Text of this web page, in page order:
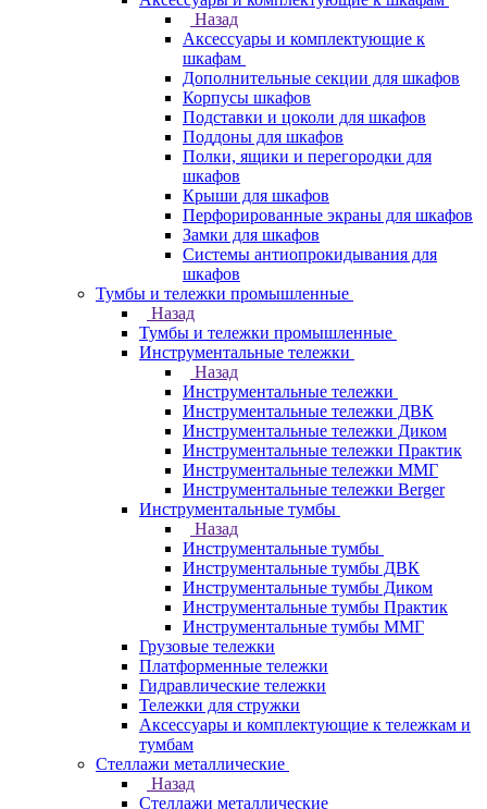
Назад
Аксессуары и комплектующие к
шкафам
Дополнительные секции для шкафов
Корпусы шкафов
Подставки и цоколи для шкафов
Поддоны для шкафов
Полки, ящики и перегородки для
шкафов
Крыши для шкафов
Перфорированные экраны для шкафов
Замки для шкафов
Системы антиопрокидывания для
шкафов
Тумбы и тележки промышленные
Назад
Тумбы и тележки промышленные
Инструментальные тележки
Назад
Инструментальные тележки
Инструментальные тележки ДВК
Инструментальные тележки Диком
Инструментальные тележки Практик
Инструментальные тележки ММГ
Инструментальные тележки Berger
Инструментальные тумбы
Назад
Инструментальные тумбы
Инструментальные тумбы ДВК
Инструментальные тумбы Диком
Инструментальные тумбы Практик
Инструментальные тумбы ММГ
Грузовые тележки
Платформенные тележки
Гидравлические тележки
Тележки для стружки
Аксесcуары и комплектующие к тележкам и
тумбам
Стеллажи металлические
Назад
Стеллажи металлические